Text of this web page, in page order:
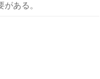
ある。